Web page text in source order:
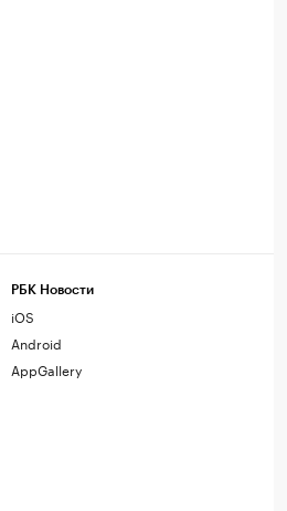
РБК Новости
iOS
Android
AppGallery